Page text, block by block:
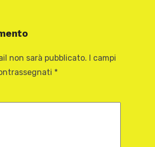
non sarà pubblicato.
I campi
*